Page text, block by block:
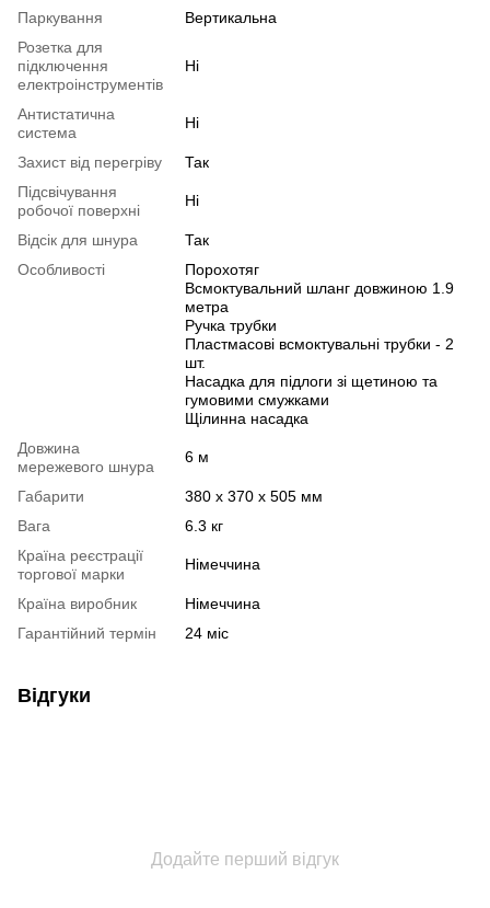
Паркування
Вертикальна
Розетка для
підключення
електроінструментів
Ні
Антистатична
система
Ні
Захист від перегріву
Так
Підсвічування
робочої поверхні
Ні
Відсік для шнура
Так
Особливості
Порохотяг
Всмоктувальний шланг довжиною 1.9
метра
Ручка трубки
Пластмасові всмоктувальні трубки - 2
шт.
Насадка для підлоги зі щетиною та
гумовими смужками
Щілинна насадка
Довжина
мережевого шнура
6 м
Габарити
380 х 370 х 505 мм
Вага
6.3 кг
Країна реєстрації
торгової марки
Німеччина
Країна виробник
Німеччина
Гарантійний термін
24 міс
Відгуки
Додайте перший відгук